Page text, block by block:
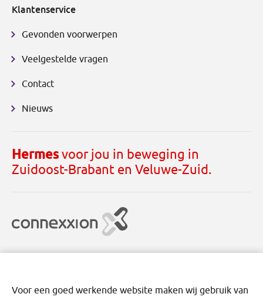
Klantenservice
Gevonden voorwerpen
Veelgestelde vragen
Contact
Nieuws
Hermesvoor jou in beweging in
Zuidoost-Brabant en Veluwe-Zuid.
Voor een goed werkende website maken wij gebruik van